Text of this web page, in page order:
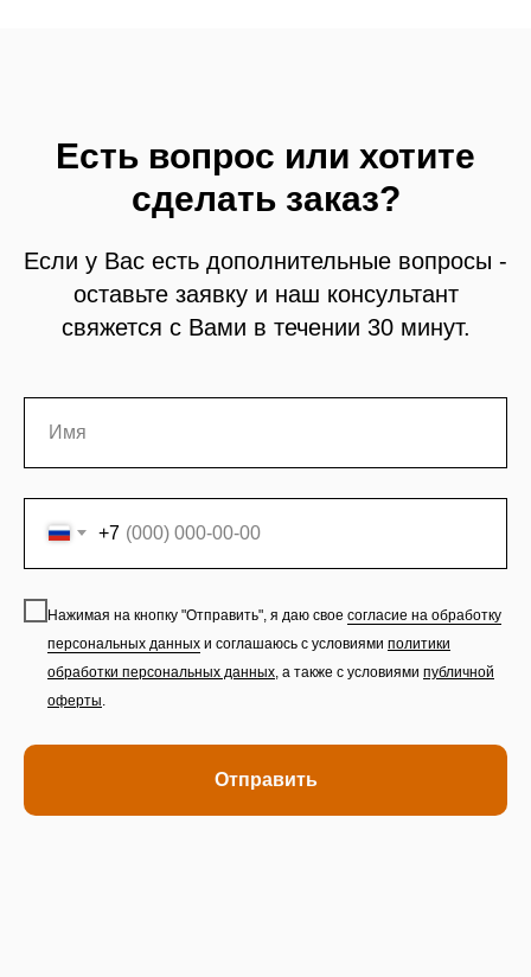
Есть вопрос или хотите
сделать заказ?
Если у Вас есть дополнительные вопросы -
оставьте заявку и наш консультант
свяжется с Вами в течении 30 минут.
+7
Нажимая на кнопку "Отправить", я даю свое согласие на обработку
персональных данных и соглашаюсь с условиями политики
обработки персональных данных, а также с условиями публичной
оферты.
Отправить